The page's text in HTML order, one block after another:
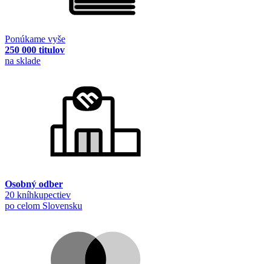
Ponúkame vyše
250 000 titulov
na sklade
Osobný odber
20 kníhkupectiev
po celom Slovensku